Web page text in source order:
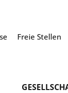
Freie Stellen